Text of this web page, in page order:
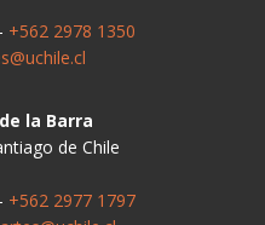
+562 2978 1350
la Barra
de Chile
+562 2977 1797